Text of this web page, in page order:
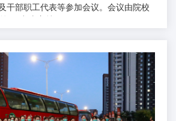
干部职工代表等参加会议。会议由院校